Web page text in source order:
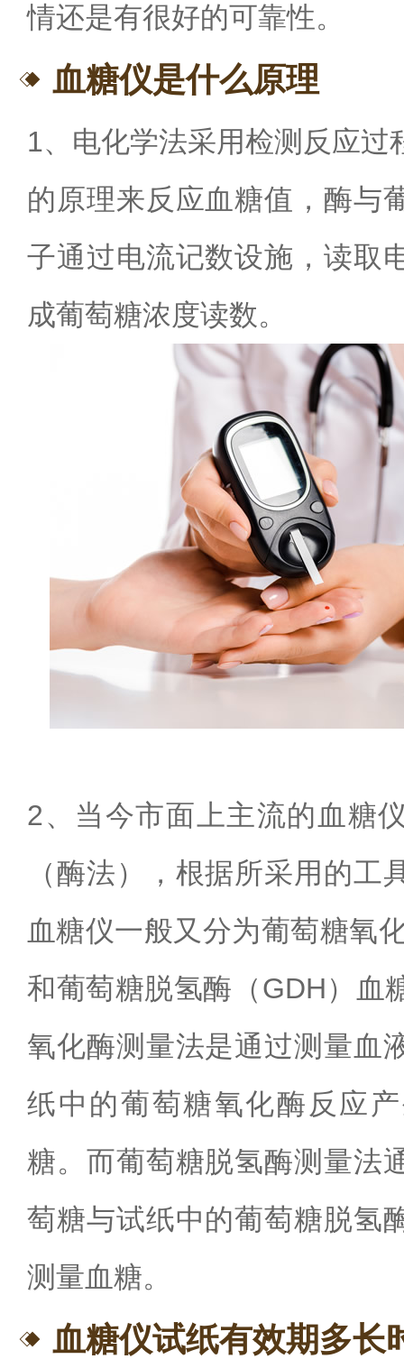
情还是有很好的可靠性。
血糖仪是什么原理
1、电化学法采用检测反应过
的原理来反应血糖值，酶与
子通过电流记数设施，读取
成葡萄糖浓度读数。
2、当今市面上主流的血糖
（酶法），根据所采用的工
血糖仪一般又分为葡萄糖氧
和葡萄糖脱氢酶（GDH）血
氧化酶测量法是通过测量血
纸中的葡萄糖氧化酶反应
糖。而葡萄糖脱氢酶测量法
萄糖与试纸中的葡萄糖脱氢
测量血糖。
血糖仪试纸有效期多长